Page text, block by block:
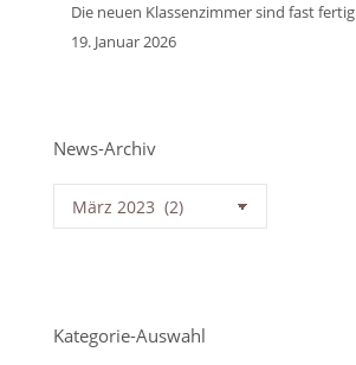
Die neuen Klassenzimmer sind fast fertig
19. Januar 2026
News-Archiv
Archiv
Kategorie-Auswahl